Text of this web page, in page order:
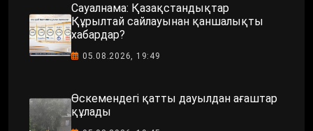
Сауалнама: Қазақстандықтар
Құрылтай сайлауынан қаншалықты
хабардар?
05.08.2026, 19:49
Өскемендегі қатты дауылдан ағаштар
құлады